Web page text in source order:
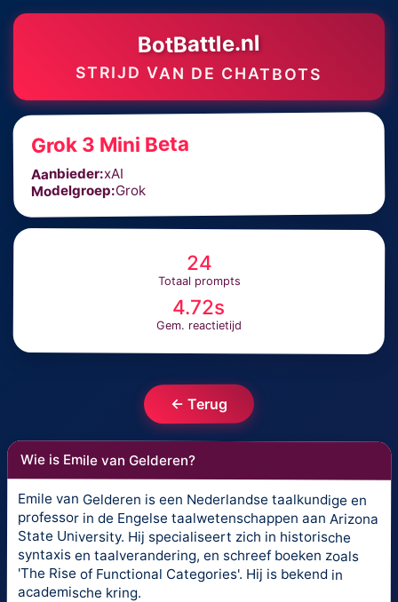
BotBattle.nl
STRIJD VAN DE CHATBOTS
Grok 3 Mini Beta
Aanbieder:xAI
Modelgroep:Grok
24
Totaal prompts
4.72s
Gem. reactietijd
← Terug
Wie is Emile van Gelderen?
Emile van Gelderen is een Nederlandse taalkundige en
professor in de Engelse taalwetenschappen aan Arizona
State University. Hij specialiseert zich in historische
syntaxis en taalverandering, en schreef boeken zoals
'The Rise of Functional Categories'. Hij is bekend in
academische kring.